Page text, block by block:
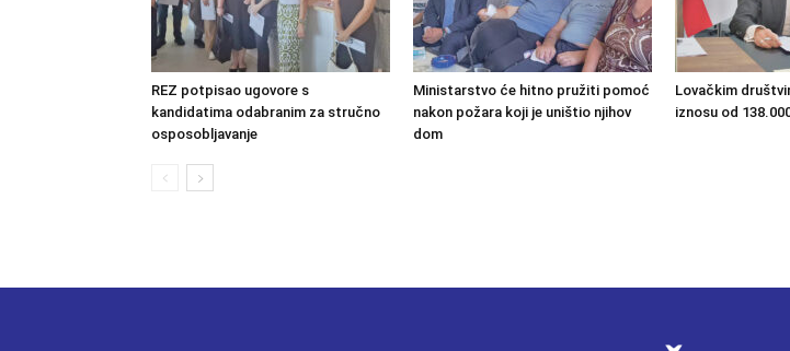
REZ potpisao ugovore s
kandidatima odabranim za stručno
osposobljavanje
Ministarstvo će hitno pružiti pomoć
nakon požara koji je uništio njihov
dom
Lovačkim
iznosu od